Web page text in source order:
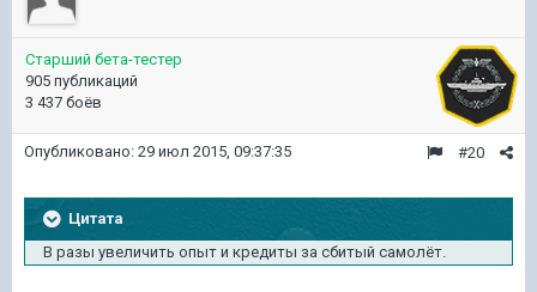
Старший бета-тестер
905 публикаций
3 437 боёв
#20
Опубликовано: 29 июл 2015, 09:37:35
Цитата
В разы увеличить опыт и кредиты за сбитый самолёт.